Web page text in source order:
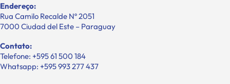
Endereço:
Rua Camilo Recalde Nº 2051
7000 Ciudad del Este – Paraguay
Contato:
Telefone: +595 61 500 184
Whatsapp: +595 993 277 437